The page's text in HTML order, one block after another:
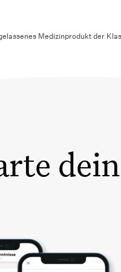
Medizinprodukt der